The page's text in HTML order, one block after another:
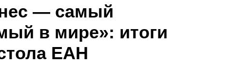
— самый
в мире»: итоги
ЕАН